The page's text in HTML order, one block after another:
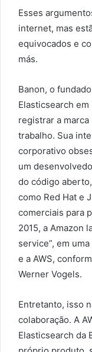
Esses
internet, mas
equivocados e
más.
Banon, o
Elasticsearch
registrar a
trabalho. Sua
corporativo
um
do código
como Red Hat e
comerciais para
2015, a Amazon
service”, em
e a AWS,
Werner Vogels.
Entretanto, isso
colaboração. A
Elasticsearch da